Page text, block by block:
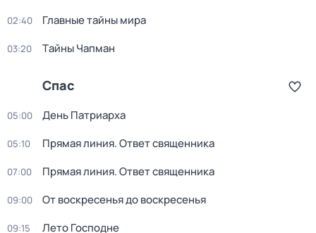
02:40 Главные тайны мира
03:20 Тaйны Чапман
Спас
05:00 Дeнь Патриаpха
05:10 Прямая линия. Ответ священника
07:00 Прямая линия. Ответ священника
09:00 От воскресенья до воскресенья
09:15 Лето Господне